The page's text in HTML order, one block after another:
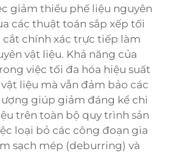
giảm thiểu phế liệu nguyên
các thuật toán sắp xếp tối
cắt chính xác trực tiếp làm
vật liệu. Khả năng của
việc tối đa hóa hiệu suất
liệu mà vẫn đảm bảo các
giúp giảm đáng kể chi
trên toàn bộ quy trình sản
loại bỏ các công đoạn gia
sạch mép (deburring) và